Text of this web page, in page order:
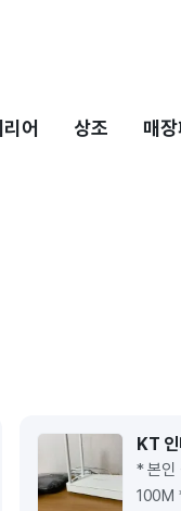
어 상조 매장
* 본인
100M